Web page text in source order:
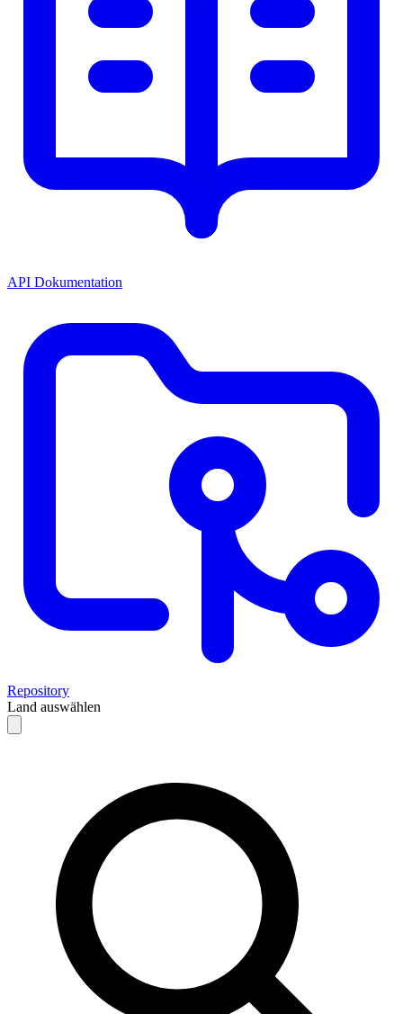
API Dokumentation
Repository
Land auswählen